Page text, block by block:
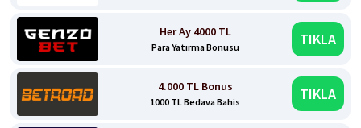
Her Ay 4000 TL
Para Yatırma Bonusu TIKLA
4.000 TL Bonus
1000 TL Bedava Bahis TIKLA